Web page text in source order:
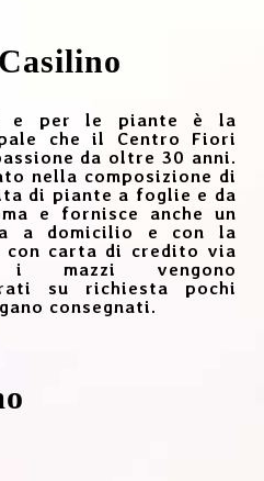
e per le piante è la
che il Centro Fiori
da oltre 30 anni.
nella composizione di
di piante a foglie e da
e fornisce anche un
a domicilio e con la
con carta di credito via
mazzi vengono
su richiesta pochi
consegnati.